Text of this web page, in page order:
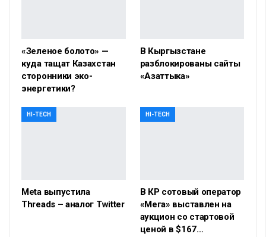
«Зеленое болото» —
куда тащат Казахстан
сторонники эко-
энергетики?
В Кыргызстане
разблокированы сайты
«Азаттыка»
HI-TECH
Meta выпустила
Threads – аналог Twitter
HI-TECH
В КР сотовый оператор
«Мега» выставлен на
аукцион со стартовой
ценой в $167…